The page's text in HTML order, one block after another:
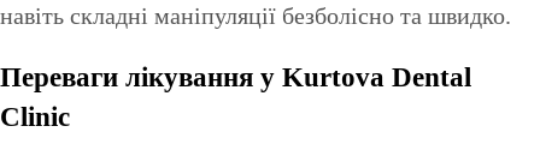
навіть складні маніпуляції безболісно та швидко.
Переваги лікування у Kurtova Dental
Clinic